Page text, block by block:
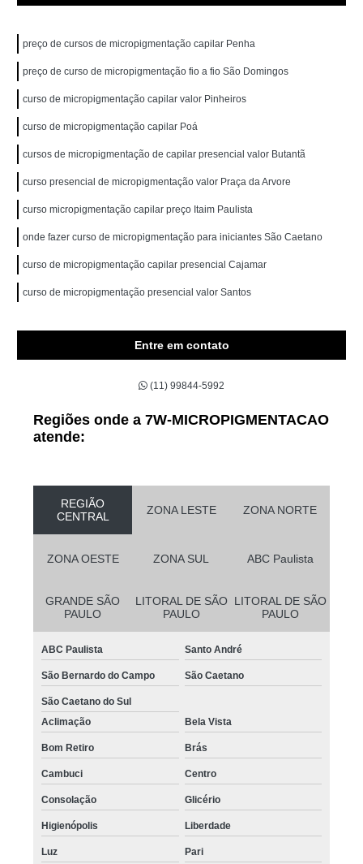
preço de cursos de micropigmentação capilar Penha
preço de curso de micropigmentação fio a fio São Domingos
curso de micropigmentação capilar valor Pinheiros
curso de micropigmentação capilar Poá
cursos de micropigmentação de capilar presencial valor Butantã
curso presencial de micropigmentação valor Praça da Arvore
curso micropigmentação capilar preço Itaim Paulista
onde fazer curso de micropigmentação para iniciantes São Caetano
curso de micropigmentação capilar presencial Cajamar
curso de micropigmentação presencial valor Santos
Entre em contato
(11) 99844-5992
Regiões onde a 7W-MICROPIGMENTACAO
atende:
REGIÃO
CENTRAL
ZONA LESTE ZONA NORTE
ZONA OESTE ZONA SUL ABC Paulista
GRANDE SÃO
PAULO
LITORAL DE SÃO
PAULO
LITORAL DE SÃO
PAULO
ABC Paulista Santo André
São Bernardo do Campo São Caetano
São Caetano do Sul
Aclimação
Bela Vista
Bom Retiro Brás
Cambuci Centro
Consolação Glicério
Higienópolis Liberdade
Luz Pari